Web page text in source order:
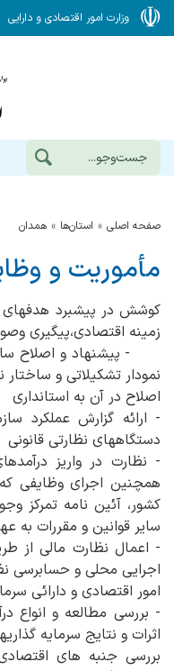
وزارت امور اقتصادی و دارایی
صفحه اصلی استان‌ها همدان
مأموریت و
کوشش در پیشبرد هدفهای
زمینه اقتصادی،پیگیری
- پیشنهاد و اصلاح
نمودار تشکیلاتی و
اصلاح در آن به استانداری
- ارائه گزارش عملکرد
دستگاههای نظارتی قانونی
- نظارت در واریز
همچنین اجرای وظایفی
کشور، آئین نامه تمرکز
سایر قوانین و مقررات به
- اعمال نظارت مالی از
اجرایی محلی و حسابرسی
امور اقتصادی و دارائی
- بررسی مطالعه و انواع
اثرات و نتایج سرمایه
بررسی جنبه های